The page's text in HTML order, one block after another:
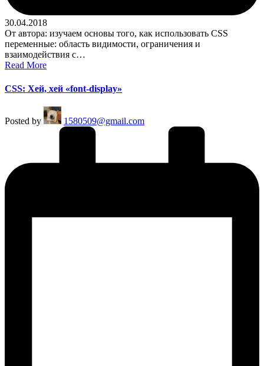
30.04.2018
От автора: изучаем основы того, как использовать CSS
переменные: область видимости, ограничения и
взаимодействия с…
Read More
CSS: Хей, хей «font-display»
Posted by 1580509@gmail.com